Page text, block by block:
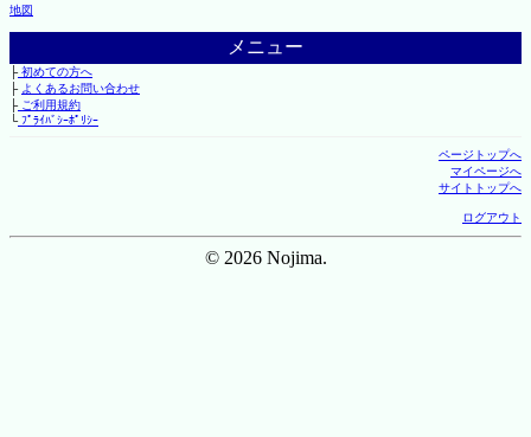
地図
メニュー
├初めての方へ
├ よくあるお問い合わせ
├ご利用規約
└ﾌﾟﾗｲﾊﾞｼｰﾎﾟﾘｼｰ
ページトップへ
マイページへ
サイトトップへ
ログアウト
© 2026 Nojima.